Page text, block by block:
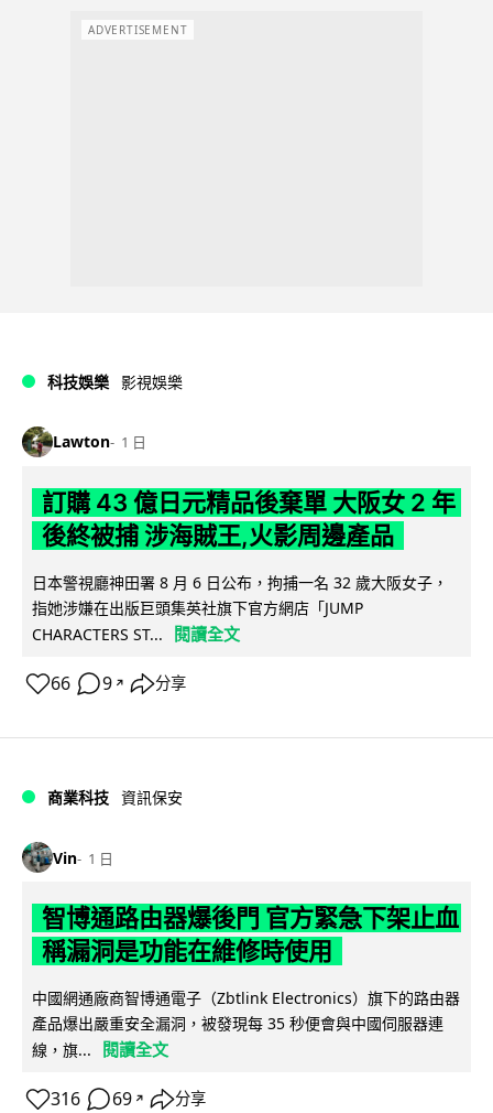
ADVERTISEMENT
科技娛樂 影視娛樂
Lawton 1 日
訂購 43 億日元精品後棄單 大阪女 2 年
後終被捕 涉海賊王,火影周邊產品
日本警視廳神田署 8 月 6 日公布，拘捕一名 32 歲大阪女子，
指她涉嫌在出版巨頭集英社旗下官方網店「JUMP
CHARACTERS ST...
閱讀全文
66 9 ↗ 分享
商業科技 資訊保安
Vin 1 日
智博通路由器爆後門 官方緊急下架止血
稱漏洞是功能在維修時使用
中國網通廠商智博通電子（Zbtlink Electronics）旗下的路由器
產品爆出嚴重安全漏洞，被發現每 35 秒便會與中國伺服器連
線，旗...
閱讀全文
316 69 ↗ 分享